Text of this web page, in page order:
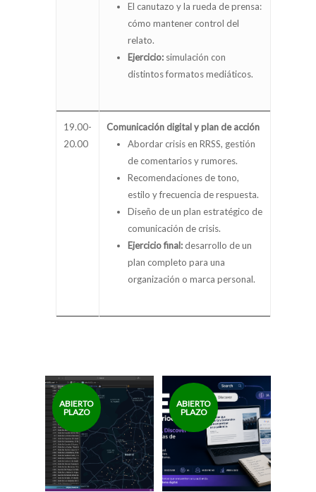
El canutazo y la rueda de prensa:
cómo mantener control del
relato.
Ejercicio: simulación con
distintos formatos mediáticos.
19.00-
20.00
Comunicación digital y plan de acción
Abordar crisis en RRSS, gestión
de comentarios y rumores.
Recomendaciones de tono,
estilo y frecuencia de respuesta.
Diseño de un plan estratégico de
comunicación de crisis.
Ejercicio final: desarrollo de un
plan completo para una
organización o marca personal.